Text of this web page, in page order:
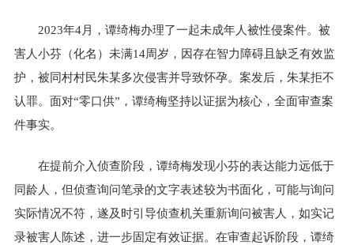
2023年4月，谭绮梅办理了一起未成年人被性侵案件。被
害人小芬（化名）未满14周岁，因存在智力障碍且缺乏有效监
护，被同村村民朱某多次侵害并导致怀孕。案发后，朱某拒不
认罪。面对“零口供”，谭绮梅坚持以证据为核心，全面审查案
件事实。
在提前介入侦查阶段，谭绮梅发现小芬的表达能力远低于
同龄人，但侦查询问笔录的文字表述较为书面化，可能与询问
实际情况不符，遂及时引导侦查机关重新询问被害人，如实记
录被害人陈述，进一步固定有效证据。在审查起诉阶段，谭绮